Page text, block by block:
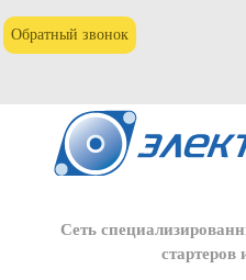
Обратный звонок
Сеть
стартеров